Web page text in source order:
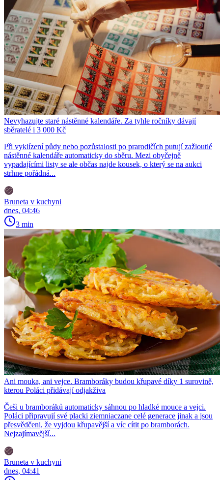
Nevyhazujte staré nástěnné kalendáře. Za tyhle ročníky dávají
sběratelé i 3 000 Kč
Při vyklízení půdy nebo pozůstalosti po prarodičích putují zažloutlé
nástěnné kalendáře automaticky do sběru. Mezi obyčejně
vypadajícími listy se ale občas najde kousek, o který se na aukci
strhne pořádná...
Bruneta v kuchyni
dnes, 04:46
3 min
Ani mouka, ani vejce. Bramboráky budou křupavé díky 1 surovině,
kterou Poláci přidávají odjakživa
Češi u bramboráků automaticky sáhnou po hladké mouce a vejci.
Poláci připravují své placki ziemniaczane celé generace jinak a jsou
přesvědčeni, že vyjdou křupavější a víc cítit po bramborách.
Nejzajímavější...
Bruneta v kuchyni
dnes, 04:41